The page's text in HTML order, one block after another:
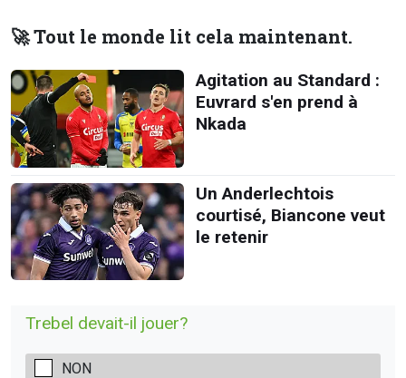
🚀 Tout le monde lit cela maintenant.
Agitation au Standard :
Euvrard s'en prend à
Nkada
Un Anderlechtois
courtisé, Biancone veut
le retenir
Trebel devait-il jouer?
NON